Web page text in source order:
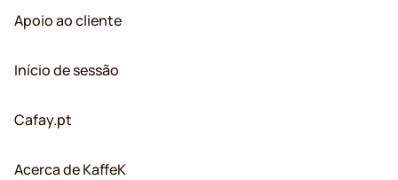
Apoio ao cliente
Início de sessão
Cafay.pt
Acerca de KaffeK